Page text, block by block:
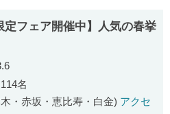
定フェア開催中】人気の春挙
コミ評価
名
・赤坂・恵比寿・白金) アクセ